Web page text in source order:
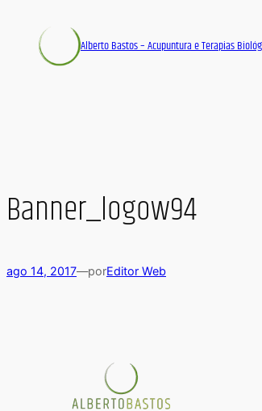
Alberto Bastos – Acupuntura e Terapias
Banner_logow94
ago 14, 2017—porEditor Web